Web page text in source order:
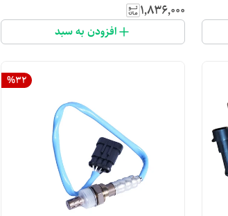
۱٬۸۳۶٬۰۰۰
افزودن به سبد
%32